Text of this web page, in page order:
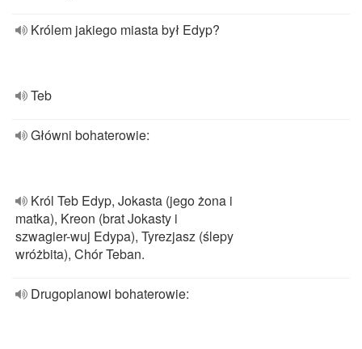
Królem jakiego miasta był Edyp?
Teb
Główni bohaterowie:
Król Teb Edyp, Jokasta (jego żona i
matka), Kreon (brat Jokasty i
szwagier-wuj Edypa), Tyrezjasz (ślepy
wróżbita), Chór Teban.
Drugoplanowi bohaterowie: